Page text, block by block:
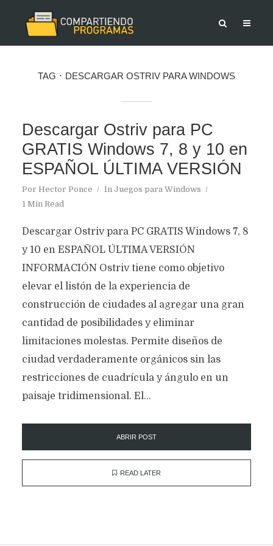
TAG DESCARGAR OSTRIV PARA WINDOWS
Descargar Ostriv para PC
GRATIS Windows 7, 8 y 10 en
ESPAÑOL ÚLTIMA VERSIÓN
Por Hector Ponce In Juegos para Windows
1 Min Read
Descargar Ostriv para PC GRATIS Windows 7, 8
y 10 en ESPAÑOL ÚLTIMA VERSIÓN
INFORMACIÓN Ostriv tiene como objetivo
elevar el listón de la experiencia de
construcción de ciudades al agregar una gran
cantidad de posibilidades y eliminar
limitaciones molestas. Permite diseños de
ciudad verdaderamente orgánicos sin las
restricciones de cuadrícula y ángulo en un
paisaje tridimensional. El...
ABRIR POST
READ LATER